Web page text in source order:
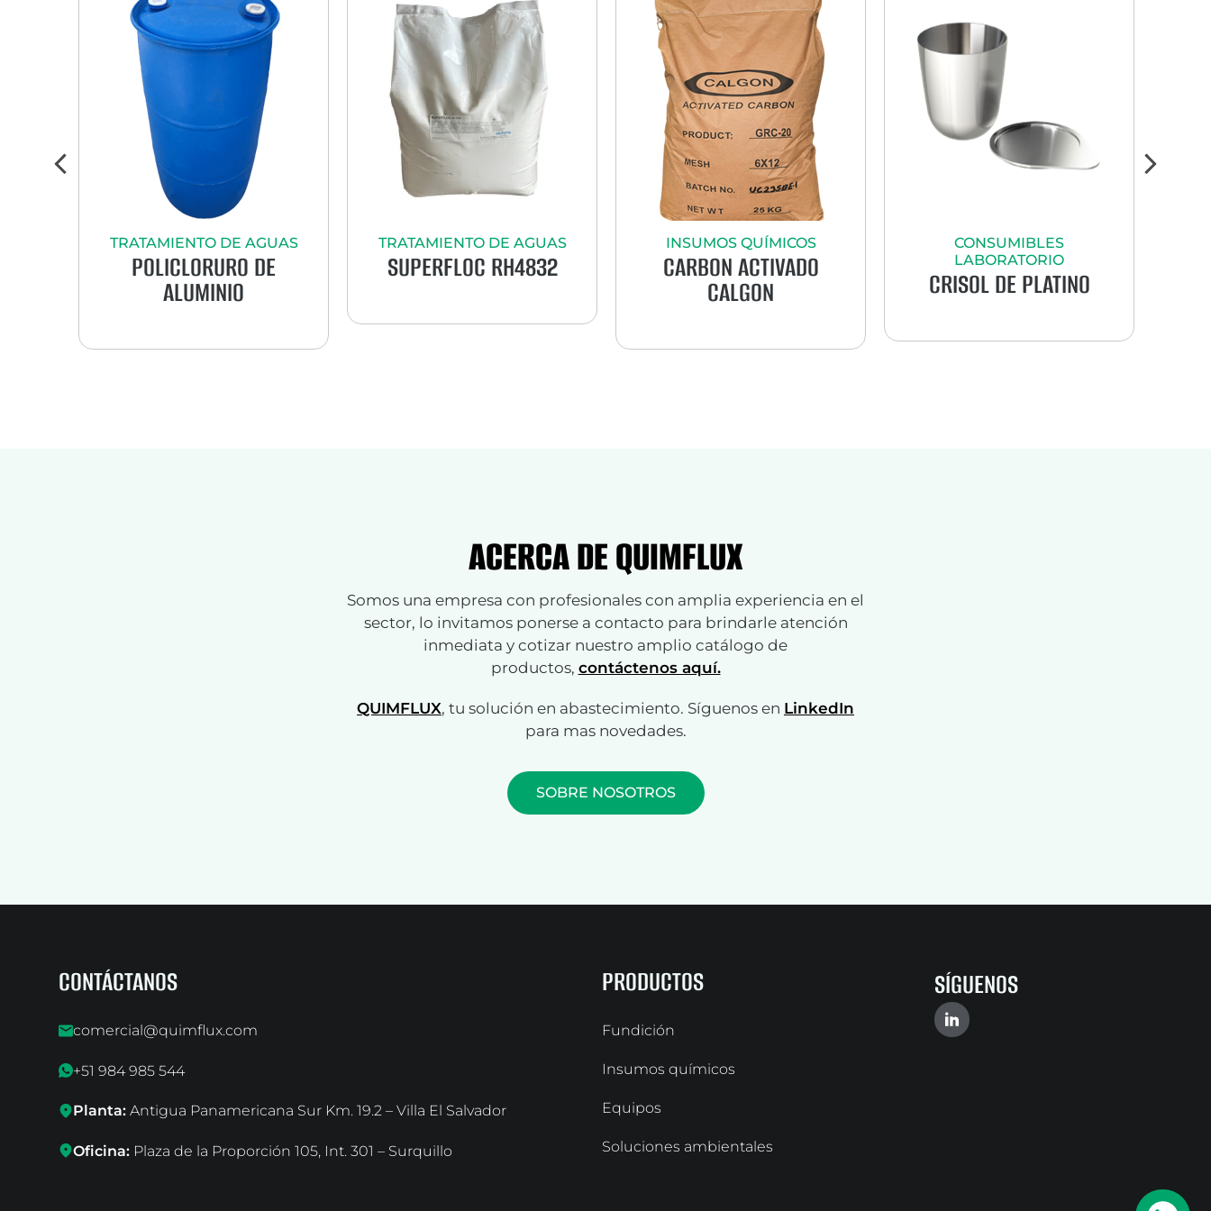
TRATAMIENTO DE AGUAS
POLICLORURO DE
ALUMINIO
TRATAMIENTO DE AGUAS
SUPERFLOC RH4832
INSUMOS QUÍMICOS
CARBON ACTIVADO
CALGON
CONSUMIBLES
LABORATORIO
CRISOL DE PLATINO
ACERCA DE QUIMFLUX
Somos una empresa con profesionales con amplia experiencia en el
sector, lo invitamos ponerse a contacto para brindarle atención
inmediata y cotizar nuestro amplio catálogo de
productos, contáctenos aquí.
QUIMFLUX, tu solución en abastecimiento. Síguenos en LinkedIn
para mas novedades.
SOBRE NOSOTROS
CONTÁCTANOS
comercial@quimflux.com
+51 984 985 544
Planta:Antigua Panamericana Sur Km. 19.2 – Villa El Salvador
Oficina:Plaza de la Proporción 105, Int. 301 – Surquillo
PRODUCTOS
Fundición
Insumos químicos
Equipos
Soluciones ambientales
SÍGUENOS